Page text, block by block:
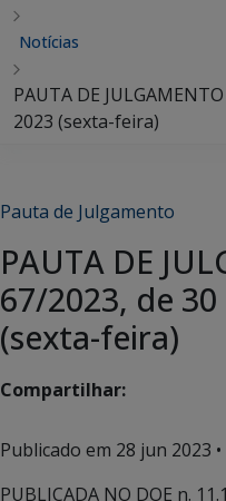
Notícias
PAUTA DE
2023 (sexta-feira)
Pauta de Julgamento
PAUTA DE
67/2023, de
(sexta-feira)
Compartilhar:
Publicado em 28 jun 2023
PUBLICADA NO DOE n.